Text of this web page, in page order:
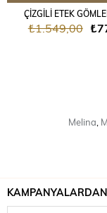
ÇİZGİLİ ETEK
₺1.549,00
Melina